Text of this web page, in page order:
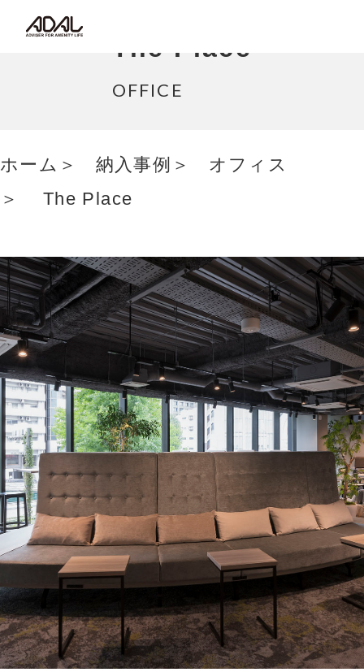
コラム
最新情報/ニュース
Japanese
The Place
OFFICE
ホーム 納入事例
オフィス
The Place